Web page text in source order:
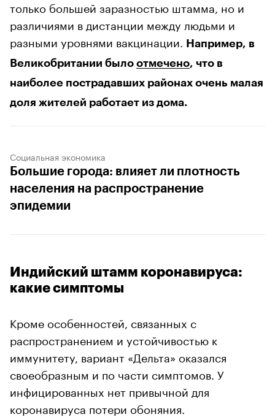
только большей заразностью штамма, но и
различиями в дистанции между людьми и
разными уровнями вакцинации.
Например, в
Великобритании было отмечено, что в
наиболее пострадавших районах очень малая
доля жителей работает из дома.
Социальная экономика
Большие города: влияет ли плотность
населения на распространение
эпидемии
Индийский штамм коронавируса:
какие симптомы
Кроме особенностей, связанных с
распространением и устойчивостью к
иммунитету, вариант «Дельта» оказался
своеобразным и по части симптомов. У
инфицированных нет привычной для
коронавируса потери обоняния.